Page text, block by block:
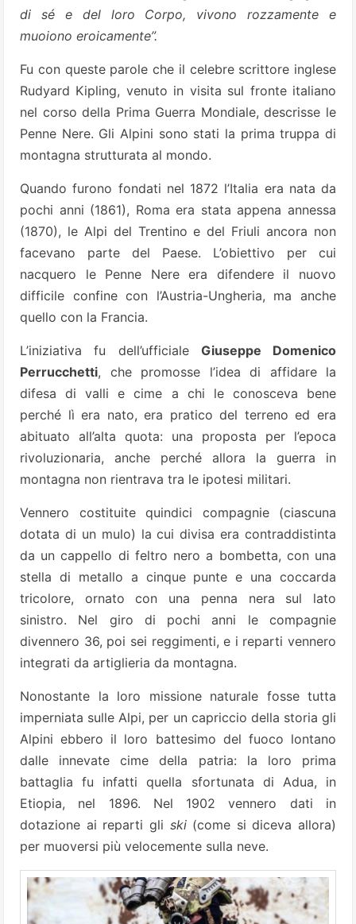
di sé e del loro Corpo, vivono rozzamente e
muoiono eroicamente”.
Fu con queste parole che il celebre scrittore inglese
Rudyard Kipling, venuto in visita sul fronte italiano
nel corso della Prima Guerra Mondiale, descrisse le
Penne Nere. Gli Alpini sono stati la prima truppa di
montagna strutturata al mondo.
Quando furono fondati nel 1872 l’Italia era nata da
pochi anni (1861), Roma era stata appena annessa
(1870), le Alpi del Trentino e del Friuli ancora non
facevano parte del Paese. L’obiettivo per cui
nacquero le Penne Nere era difendere il nuovo
difficile confine con l’Austria-Ungheria, ma anche
quello con la Francia.
L’iniziativa fu dell’ufficiale Giuseppe Domenico
Perrucchetti, che promosse l’idea di affidare la
difesa di valli e cime a chi le conosceva bene
perché lì era nato, era pratico del terreno ed era
abituato all’alta quota: una proposta per l’epoca
rivoluzionaria, anche perché allora la guerra in
montagna non rientrava tra le ipotesi militari.
Vennero costituite quindici compagnie (ciascuna
dotata di un mulo) la cui divisa era contraddistinta
da un cappello di feltro nero a bombetta, con una
stella di metallo a cinque punte e una coccarda
tricolore, ornato con una penna nera sul lato
sinistro. Nel giro di pochi anni le compagnie
divennero 36, poi sei reggimenti, e i reparti vennero
integrati da artiglieria da montagna.
Nonostante la loro missione naturale fosse tutta
imperniata sulle Alpi, per un capriccio della storia gli
Alpini ebbero il loro battesimo del fuoco lontano
dalle innevate cime della patria: la loro prima
battaglia fu infatti quella sfortunata di Adua, in
Etiopia, nel 1896. Nel 1902 vennero dati in
dotazione ai reparti gli ski(come si diceva allora)
per muoversi più velocemente sulla neve.